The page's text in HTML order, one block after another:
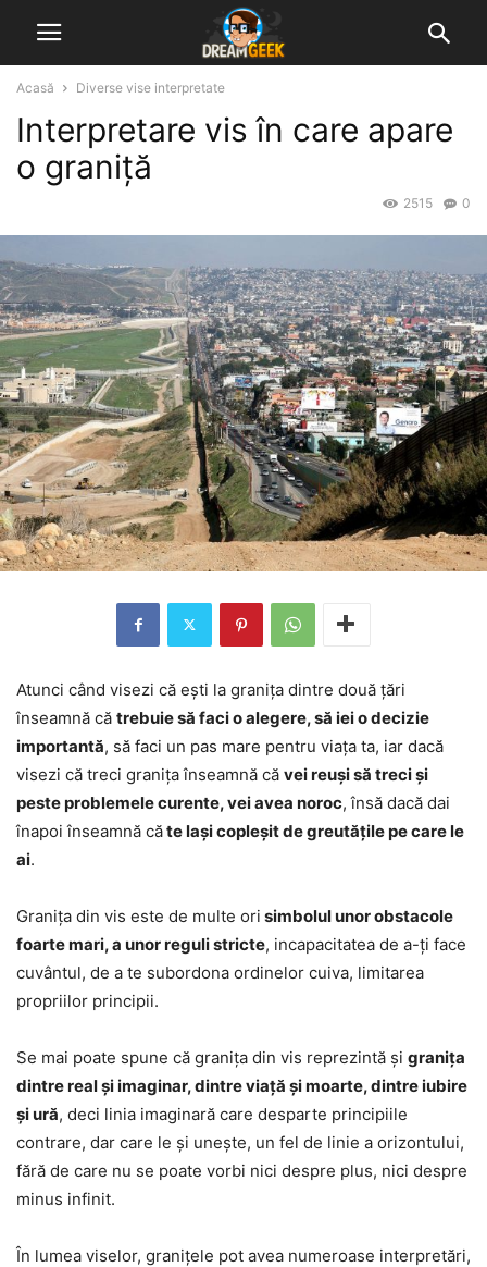
Acasă Diverse vise interpretate
Interpretare vis în care apare
o graniță
0
2515
Atunci când visezi că ești la granița dintre două țări
înseamnă că trebuie să faci o alegere, să iei o decizie
importantă, să faci un pas mare pentru viața ta, iar dacă
visezi că treci granița înseamnă că vei reuși să treci și
peste problemele curente, vei avea noroc, însă dacă dai
înapoi înseamnă căte lași copleșit de greutățile pe care le
ai.
Granița din vis este de multe ori simbolul unor obstacole
foarte mari, a unor reguli stricte, incapacitatea de a-ți face
cuvântul, de a te subordona ordinelor cuiva, limitarea
propriilor principii.
Se mai poate spune că granița din vis reprezintă și granița
dintre real și imaginar, dintre viață și moarte, dintre iubire
și ură, deci linia imaginară care desparte principiile
contrare, dar care le și unește, un fel de linie a orizontului,
fără de care nu se poate vorbi nici despre plus, nici despre
minus infinit.
În lumea viselor, granițele pot avea numeroase interpretări,